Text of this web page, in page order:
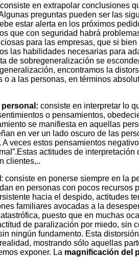
consiste en extrapolar conclusiones
preguntas pueden ser las
estar alerta en los próximos
que con seguridad habrá
para las empresas, que si
las habilidades necesarias para
de sobregeneralización se
encontramos la
a las personas, en términos
consiste en interpretar lo
o pensamientos,
se manifiesta en aquellas
en ver un lado oscuro de las
A veces estos pensamientos
actitudes de
clientes,..
: consiste en ponerse siempre en la
en personas con pocos recursos
hacia el despido, actitudes
familiares avocadas a la
puesto que en muchas
de paralización por miedo, sin
ningún fundamento. Esta
mostrando sólo aquellas
exponer. La magnificación del